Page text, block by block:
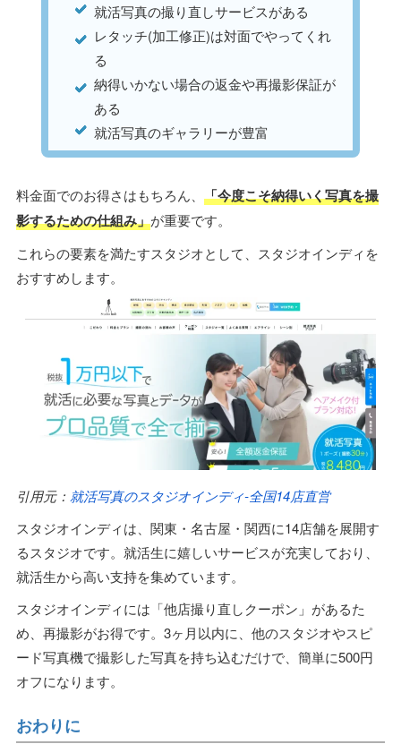
就活写真の撮り直しサービスがある
レタッチ(加工修正)は対面でやってくれ
る
納得いかない場合の返金や再撮影保証が
ある
就活写真のギャラリーが豊富
料金面でのお得さはもちろん、 「今度こそ納得いく写真を撮
影するための仕組み」が重要です。
これらの要素を満たすスタジオとして、スタジオインディを
おすすめします。
引用元： 就活写真のスタジオインディ-全国14店直営
スタジオインディは、関東・名古屋・関西に14店舗を展開す
るスタジオです。就活生に嬉しいサービスが充実しており、
就活生から高い支持を集めています。
スタジオインディには「他店撮り直しクーポン」があるた
め、再撮影がお得です。3ヶ月以内に、他のスタジオやスピ
ード写真機で撮影した写真を持ち込むだけで、簡単に500円
オフになります。
おわりに